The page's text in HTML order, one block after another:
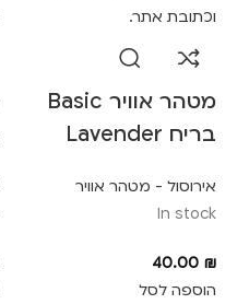
מטהר אוויר Basic
בריח Lavender
אירוסול - מטהר אוויר
In stock
40.00 ₪
הוספה לסל